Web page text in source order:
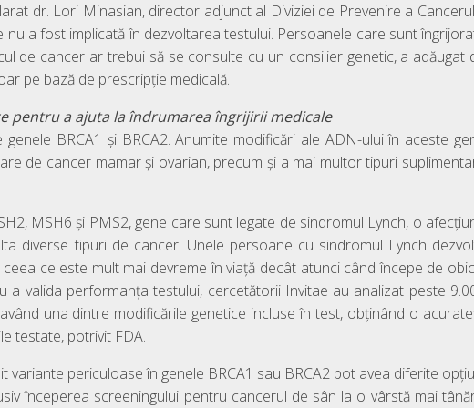
dr. Lori Minasian, director adjunct al Diviziei de Prevenire a
a fost implicată în dezvoltarea testului. Persoanele care sunt
de cancer ar trebui să se consulte cu un consilier genetic, a adăugat
pe bază de prescripție medicală.
pentru a ajuta la îndrumarea îngrijirii medicale
BRCA1 și BRCA2. Anumite modificări ale ADN-ului în aceste
de cancer mamar și ovarian, precum și a mai multor tipuri
MSH6 și PMS2, gene care sunt legate de sindromul Lynch, o
diverse tipuri de cancer. Unele persoane cu sindromul Lynch
ce este mult mai devreme în viață decât atunci când începe de
a valida performanța testului, cercetătorii Invitae au analizat peste
una dintre modificările genetice incluse în test, obținând o
testate, potrivit FDA.
variante periculoase în genele BRCA1 sau BRCA2 pot avea diferite
începerea screeningului pentru cancerul de sân la o vârstă mai